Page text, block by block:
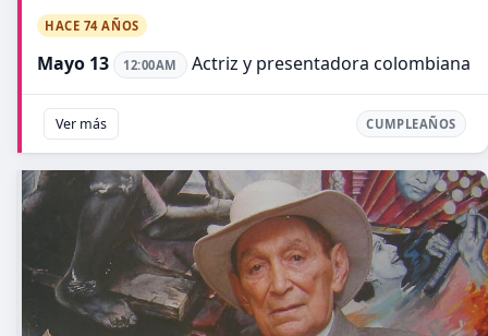
HACE 74 AÑOS
Mayo 13 12:00AM Actriz y presentadora colombiana
Ver más CUMPLEAÑOS